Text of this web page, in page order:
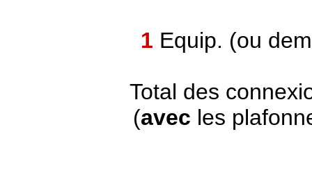
1 Equip. (ou
Total des
(avec les